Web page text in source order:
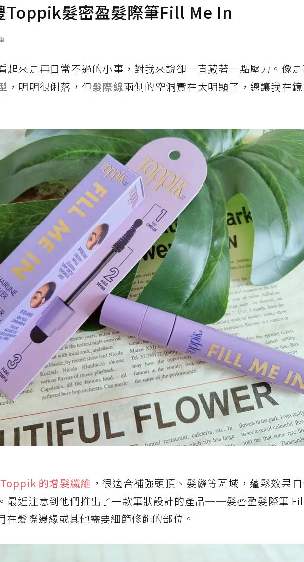
Toppik髮密盈髮際筆Fill Me In
起來是再日常不過的小事，對我來說卻一直藏著一點壓力。像
，明明很俐落，但髮際線兩側的空洞實在太明顯了，總讓我在
的增髮纖維 ，很適合補強頭頂、髮縫等區域，蓬鬆效果
最近注意到他們推出了一款筆狀設計的產品──髮密盈髮際筆
在髮際邊緣或其他需要細節修飾的部位。